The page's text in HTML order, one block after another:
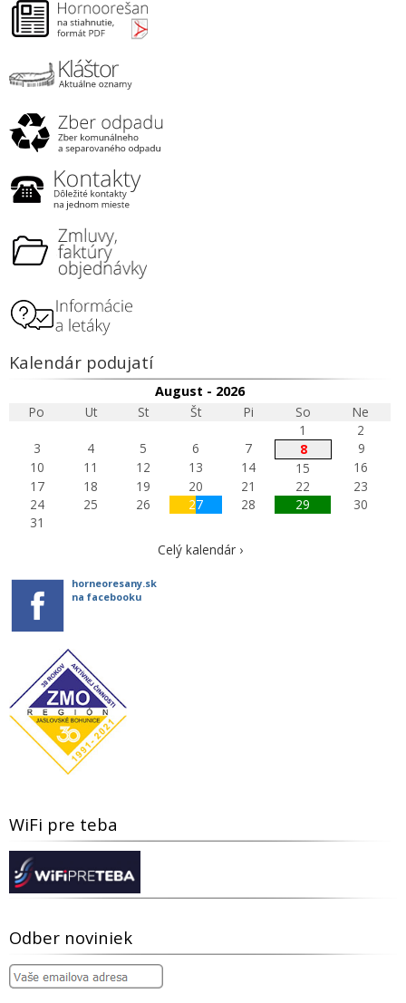
Kalendár podujatí
August - 2026
Po
Ut St Št Pi So
Ne
1
2
3
4 5 6 7 8
9
10
11 12 13 14 15
16
17
18 19 20 21 22
23
24
25 26 27 28 29
30
31
Celý kalendár ›
horneoresany.sk
na facebooku
WiFi pre teba
Odber noviniek